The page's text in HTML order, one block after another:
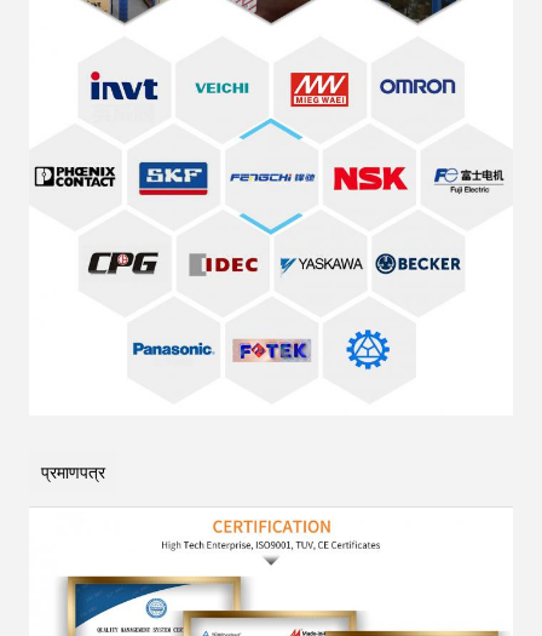
प्रमाणपत्र